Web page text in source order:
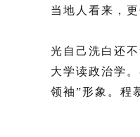
当地人看来，
光自己洗白还
大学读政治学
领袖”形象。程